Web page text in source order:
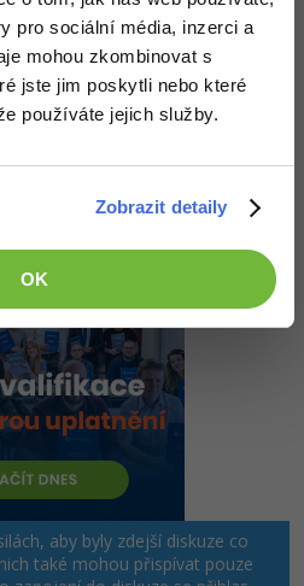
pro sociální média, inzerci a
mohou zkombinovat s
jste jim poskytli nebo které
používáte jejich služby.
Zobrazit detaily
OK
aby byly zdejší diskuze co
také mohou přispívat pouze